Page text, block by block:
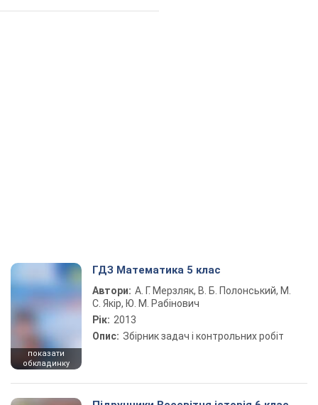
показати
обкладинку
ГДЗ Математика 5 клас
Автори: А. Г. Мерзляк, В. Б. Полонський, М.
С. Якір, Ю. М. Рабінович
Рік: 2013
Опис: Збірник задач і контрольних робіт